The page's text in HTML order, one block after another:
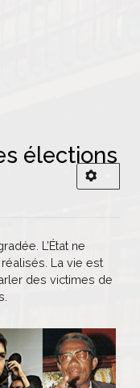
élections
L’État ne
La vie est
des victimes de